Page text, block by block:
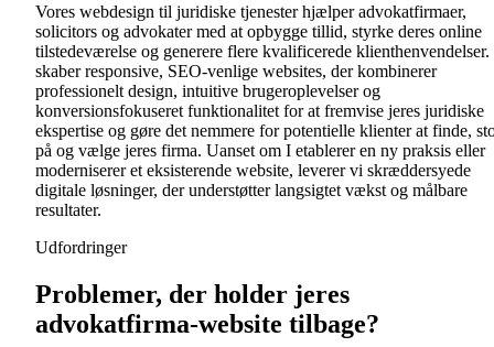
Vores webdesign til juridiske tjenester hjælper advokatfirmaer,
solicitors og advokater med at opbygge tillid, styrke deres online
tilstedeværelse og generere flere kvalificerede
skaber responsive, SEO-venlige websites, der kombinerer
professionelt design, intuitive brugeroplevelser og
konversionsfokuseret funktionalitet for at fremvise jeres juridiske
ekspertise og gøre det nemmere for potentielle klienter at finde,
på og vælge jeres firma. Uanset om I etablerer en ny praksis eller
moderniserer et eksisterende website, leverer vi skræddersyede
digitale løsninger, der understøtter langsigtet vækst og målbare
resultater.
Udfordringer
Problemer, der holder jeres
advokatfirma-website tilbage?